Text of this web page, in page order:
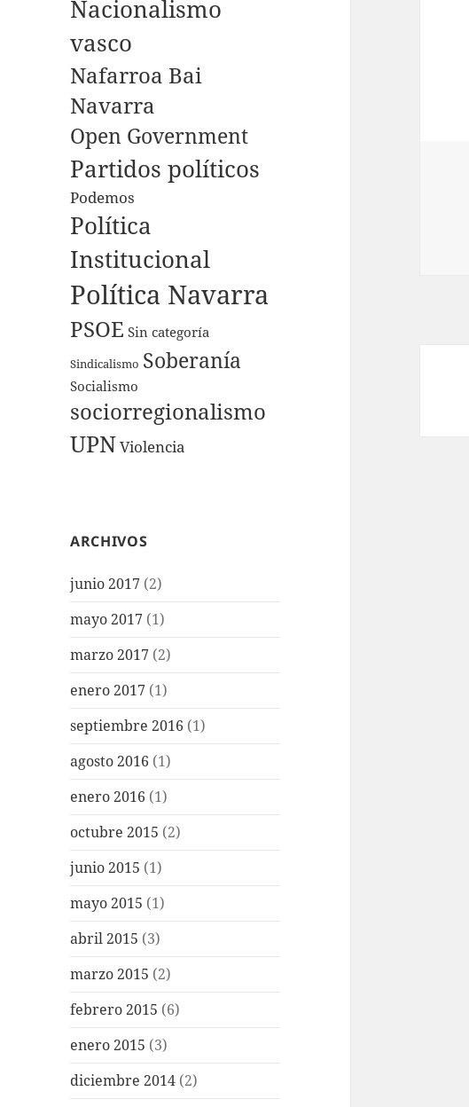
Nacionalismo
vasco
Nafarroa Bai
Navarra
Open Government
Partidos políticos
Podemos
Política
Institucional
Política Navarra
PSOE Sin categoría
Sindicalismo Soberanía
Socialismo
sociorregionalismo
UPNViolencia
ARCHIVOS
junio 2017 (2)
mayo 2017 (1)
marzo 2017 (2)
enero 2017 (1)
septiembre 2016 (1)
agosto 2016 (1)
enero 2016 (1)
octubre 2015 (2)
junio 2015 (1)
mayo 2015 (1)
abril 2015 (3)
marzo 2015 (2)
febrero 2015 (6)
enero 2015 (3)
diciembre 2014 (2)